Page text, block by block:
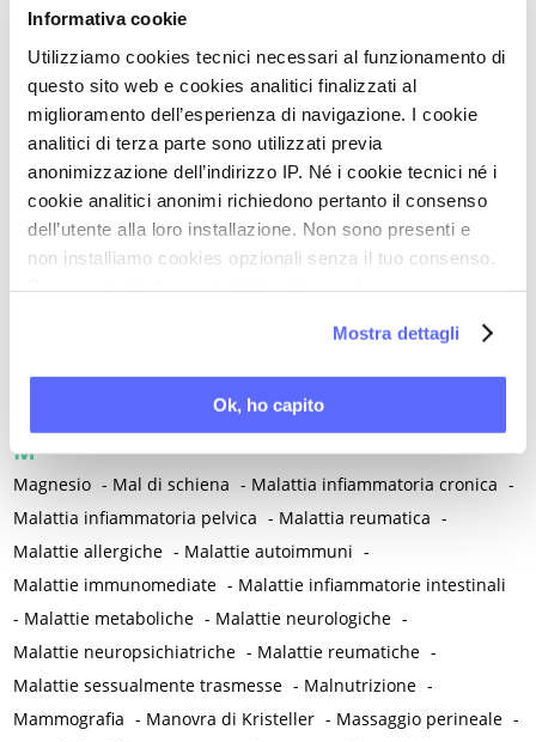
Informativa cookie
Utilizziamo cookies tecnici necessari al funzionamento di
questo sito web e cookies analitici finalizzati al
miglioramento dell’esperienza di navigazione. I cookie
analitici di terza parte sono utilizzati previa
anonimizzazione dell’indirizzo IP. Né i cookie tecnici né i
cookie analitici anonimi richiedono pertanto il consenso
dell’utente alla loro installazione. Non sono presenti e
non installiamo cookies opzionali senza il tuo consenso.
Mostra dettagli
Ok, ho capito
Intracrinologia -Invecchiamento
Iperalgesia viscero-viscerale -Iperlipidemia -
Iperplasia atipica e carcinoma dell'endometrio -
Ipertensione / Ipertensione gestazionale -Ipertiroidismo
Ipoestrogenismo -Ipotiroidismo -Isterectomia
Lattobacilli
Legislazione -
Linfoma di Hodgkin
Lockdown -Long Covid -Lubrificazione vaginale -
Lupus eritematoso sistemico -Luteolina
M
Magnesio - Mal di schiena - Malattia infiammatoria cronica -
Malattia infiammatoria pelvica - Malattia reumatica -
Malattie allergiche - Malattie autoimmuni -
Malattie immunomediate - Malattie infiammatorie intestinali
- Malattie metaboliche - Malattie neurologiche -
Malattie neuropsichiatriche - Malattie reumatiche -
Malattie sessualmente trasmesse - Malnutrizione -
Mammografia - Manovra di Kristeller - Massaggio perineale -